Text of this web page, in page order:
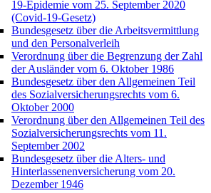
19-Epidemie vom 25. September 2020
(Covid-19-Gesetz)
Bundesgesetz über die Arbeitsvermittlung
und den Personalverleih
Verordnung über die Begrenzung der Zahl
der Ausländer vom 6. Oktober 1986
Bundesgesetz über den Allgemeinen Teil
des Sozialversicherungsrechts vom 6.
Oktober 2000
Verordnung über den Allgemeinen Teil des
Sozialversicherungsrechts vom 11.
September 2002
Bundesgesetz über die Alters- und
Hinterlassenenversicherung vom 20.
Dezember 1946